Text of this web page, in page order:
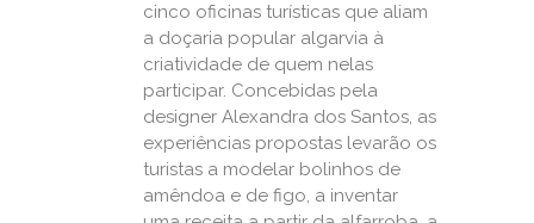
cinco oficinas turísticas que aliam
a doçaria popular algarvia à
criatividade de quem nelas
participar. Concebidas pela
designer Alexandra dos Santos, as
experiências propostas levarão os
turistas a modelar bolinhos de
amêndoa e de figo, a inventar